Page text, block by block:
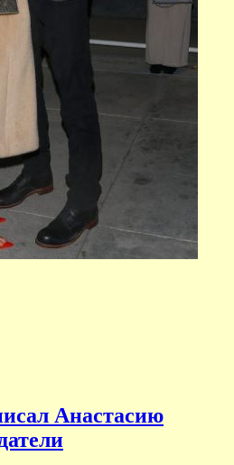
Анастасию